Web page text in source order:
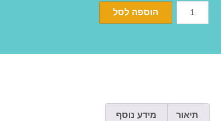
הוספה לסל
תיאור מידע נוסף